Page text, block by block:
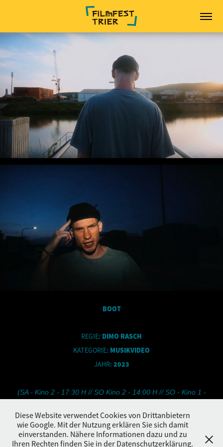
BOOT
REGIE: DIMO RASCH
KATEGORIE: MUSIKVIDEO
JAHR: 2023
(SA - Kino 2 - 17:30 H // SO Kino 2 - 14:00 H // SO - Kino 1 -
Diese Website verwendet Cookies von Drittanbietern
wie Google. Mit der Nutzung erklären Sie sich damit
einverstanden. Nähere Informationen dazu und zu
Ihren Rechten finden Sie in der Datenschutzerklärung.